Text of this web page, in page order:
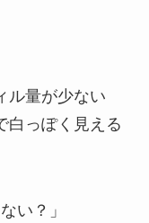
ル量が少ない
白っぽく見える
い？」